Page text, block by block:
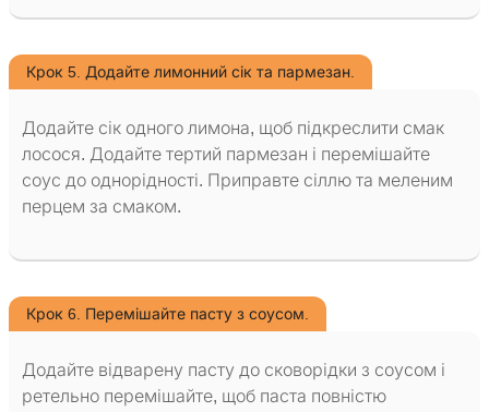
Крок 5. Додайте лимонний сік та пармезан.
Додайте сік одного лимона, щоб підкреслити смак
лосося. Додайте тертий пармезан і перемішайте
соус до однорідності. Приправте сіллю та меленим
перцем за смаком.
Крок 6. Перемішайте пасту з соусом.
Додайте відварену пасту до сковорідки з соусом і
ретельно перемішайте, щоб паста повністю